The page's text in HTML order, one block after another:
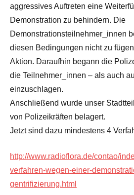
aggressives Auftreten eine
Demonstration zu behindern. Die
Demonstrationsteilnehmer_innen
diesen Bedingungen nicht zu
Aktion. Daraufhin begann die
die Teilnehmer_innen – als auch
einzuschlagen.
Anschließend wurde unser
von Polizeikräften belagert.
Jetzt sind dazu mindestens 4
http://www.radioflora.de/contao/
verfahren-wegen-einer-
gentrifizierung.html